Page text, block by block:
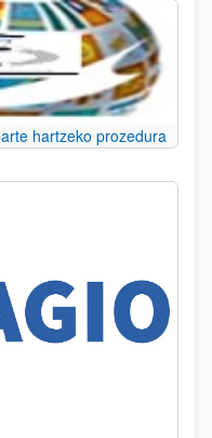
hartzeko prozedura